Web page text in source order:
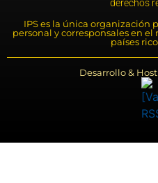
derechos
IPS es la única
personal y corresponsales en
países
Desarrollo &